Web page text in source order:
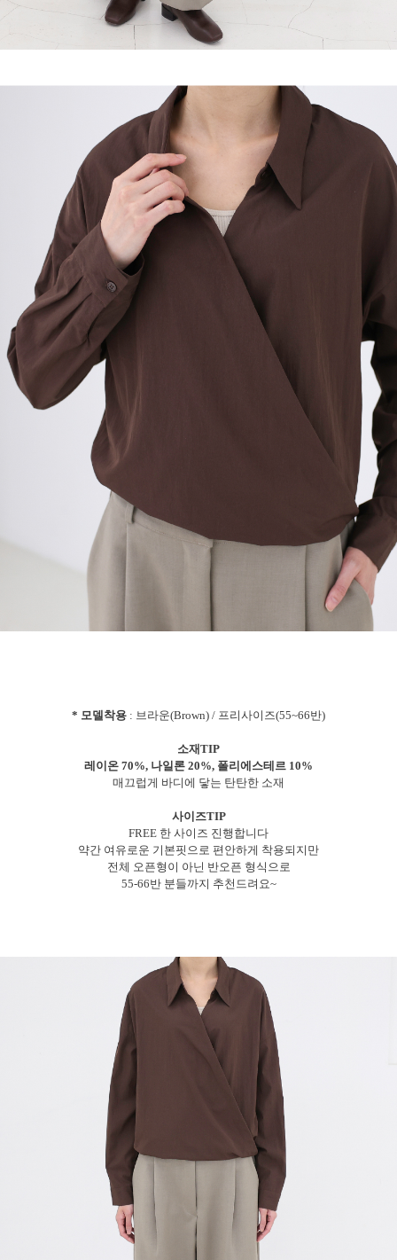
* 모델착용 : 브라운(Brown) / 프리사이즈(55~66반)
소재TIP
레이온 70%, 나일론 20%, 폴리에스테르 10%
매끄럽게 바디에 닿는 탄탄한 소재
사이즈TIP
FREE 한 사이즈 진행합니다
약간 여유로운 기본핏으로 편안하게 착용되지만
전체 오픈형이 아닌 반오픈 형식으로
55-66반 분들까지 추천드려요~